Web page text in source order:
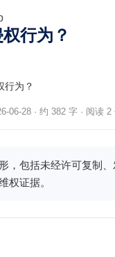
行为？
行为？
06-28 · 约 382 字 · 阅读 2
，包括未经许可复制
权证据。